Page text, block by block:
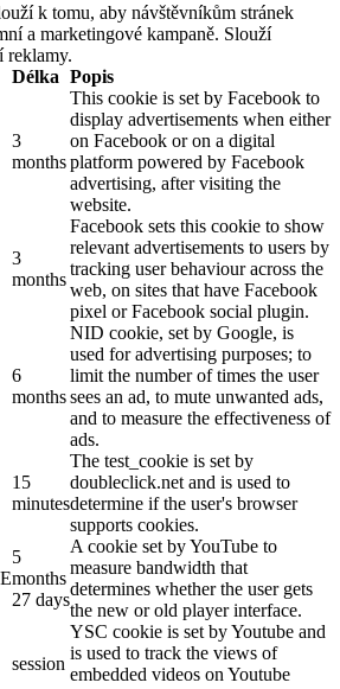
k tomu, aby návštěvníkům stránek
a marketingové kampaně. Slouží
reklamy.
Délka Popis
3
months
This cookie is set by Facebook to
display advertisements when either
on Facebook or on a digital
platform powered by Facebook
advertising, after visiting the
website.
3
months
Facebook sets this cookie to show
relevant advertisements to users by
tracking user behaviour across the
web, on sites that have Facebook
pixel or Facebook social plugin.
6
months
NID cookie, set by Google, is
used for advertising purposes; to
limit the number of times the user
sees an ad, to mute unwanted ads,
and to measure the effectiveness of
ads.
15
minutes
The test_cookie is set by
doubleclick.net and is used to
determine if the user's browser
supports cookies.
5
months
27 days
A cookie set by YouTube to
measure bandwidth that
determines whether the user gets
the new or old player interface.
session
YSC cookie is set by Youtube and
is used to track the views of
embedded videos on Youtube